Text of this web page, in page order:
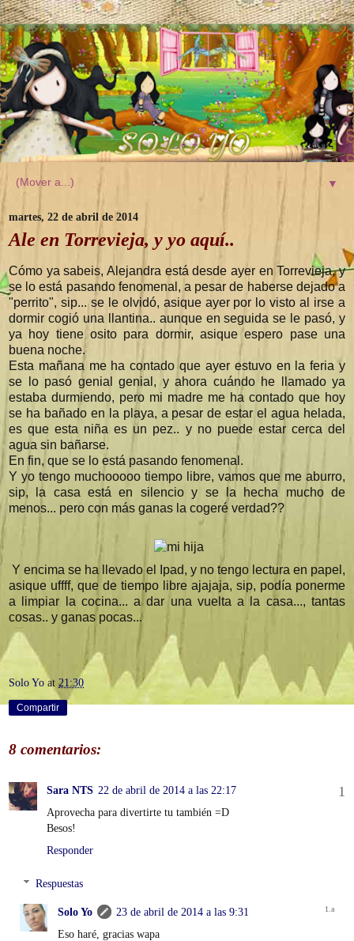
▼
martes, 22 de abril de 2014
Ale en Torrevieja, y yo aquí..
Cómo ya sabeis, Alejandra está desde ayer en Torrevieja, y
se lo está pasando fenomenal, a pesar de haberse dejado a
"perrito", sip... se le olvidó, asique ayer por lo visto al irse a
dormir cogió una llantina.. aunque en seguida se le pasó, y
ya hoy tiene osito para dormir, asique espero pase una
buena noche.
Esta mañana me ha contado que ayer estuvo en la feria y
se lo pasó genial genial, y ahora cuándo he llamado ya
estaba durmiendo, pero mi madre me ha contado que hoy
se ha bañado en la playa, a pesar de estar el agua helada,
es que esta niña es un pez.. y no puede estar cerca del
agua sin bañarse.
En fin, que se lo está pasando fenomenal.
Y yo tengo muchooooo tiempo libre, vamos que me aburro,
sip, la casa está en silencio y se la hecha mucho de
menos... pero con más ganas la cogeré verdad??
Y encima se ha llevado el Ipad, y no tengo lectura en papel,
asique uffff, que de tiempo libre ajajaja, sip, podía ponerme
a limpiar la cocina... a dar una vuelta a la casa..., tantas
cosas.. y ganas pocas...
Solo Yo at 21:30
Compartir
8 comentarios:
Sara NTS 22 de abril de 2014 a las 22:17
Aprovecha para divertirte tu también =D
Besos!
Responder
Respuestas
Solo Yo
23 de abril de 2014 a las 9:31
Eso haré, gracias wapa